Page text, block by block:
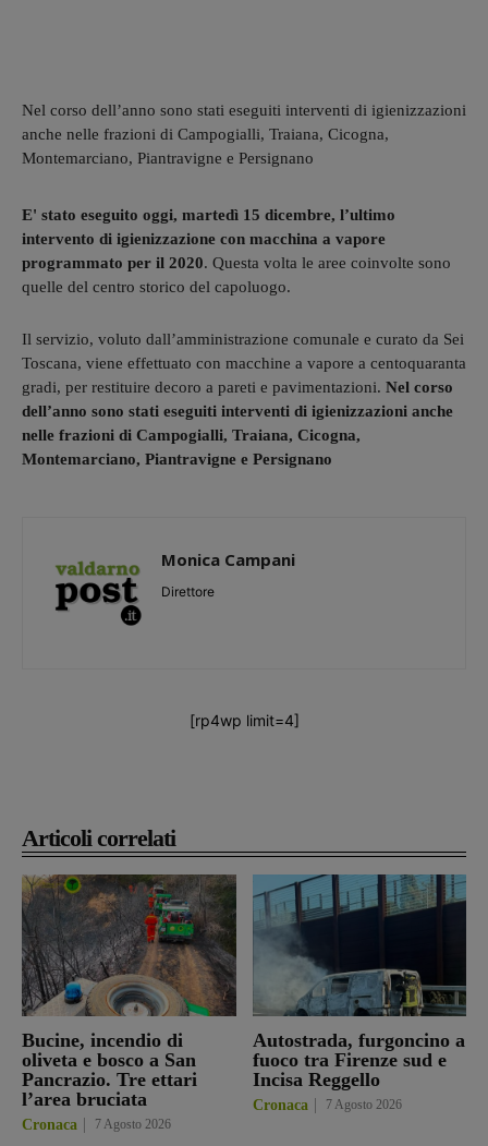
Articoli correlati
Bucine, incendio di
oliveta e bosco a San
Pancrazio. Tre ettari
l’area bruciata
Cronaca 7 Agosto 2026
Autostrada, furgoncino a
fuoco tra Firenze sud e
Incisa Reggello
Cronaca 7 Agosto 2026
Nel corso dell’anno sono stati eseguiti interventi di igienizzazioni
anche nelle frazioni di Campogialli, Traiana, Cicogna,
Montemarciano, Piantravigne e Persignano
E' stato eseguito oggi, martedì 15 dicembre, l’ultimo
intervento di igienizzazione con macchina a vapore
programmato per il 2020. Questa volta le aree coinvolte sono
quelle del centro storico del capoluogo.
Il servizio, voluto dall’amministrazione comunale e curato da Sei
Toscana, viene effettuato con macchine a vapore a centoquaranta
gradi, per restituire decoro a pareti e pavimentazioni. Nel corso
dell’anno sono stati eseguiti interventi di igienizzazioni anche
nelle frazioni di Campogialli, Traiana, Cicogna,
Montemarciano, Piantravigne e Persignano
Monica Campani
Direttore
[rp4wp limit=4]